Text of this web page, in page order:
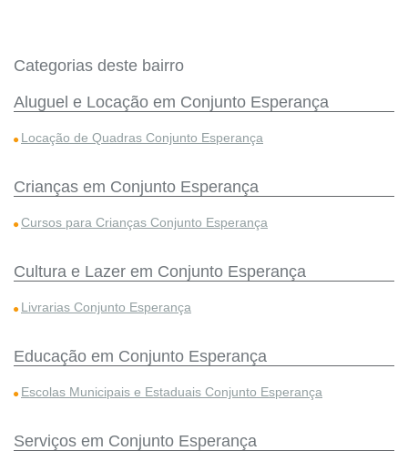
Categorias deste bairro
Aluguel e Locação em Conjunto Esperança
Locação de Quadras Conjunto Esperança
Crianças em Conjunto Esperança
Cursos para Crianças Conjunto Esperança
Cultura e Lazer em Conjunto Esperança
Livrarias Conjunto Esperança
Educação em Conjunto Esperança
Escolas Municipais e Estaduais Conjunto Esperança
Serviços em Conjunto Esperança